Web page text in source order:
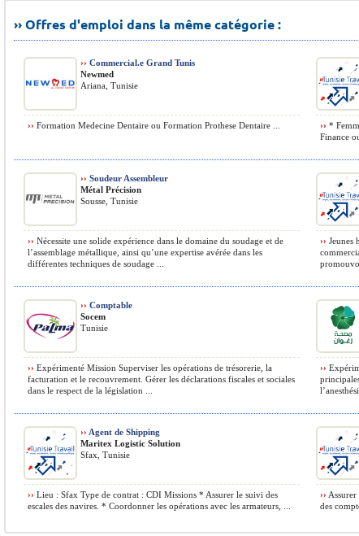
›› Offres d'emploi dans la même catégorie :
›› Commercial.e Grand Tunis
Newmed
Ariana, Tunisie
›› Formation Medecine Dentaire ou Formation Prothese Dentaire ... ›› *
Finance
›› Soudeur Assembleur
Métal Précision
Sousse, Tunisie
›› Nécessite une solide expérience dans le domaine du soudage et de
l’assemblage métallique, ainsi qu’une expertise avérée dans les
différentes techniques de soudage ...
›› Jeunes
›› Comptable
Socem
Tunisie
›› Expérimenté Mission Superviser les opérations de trésorerie, la
facturation et le recouvrement. Gérer les déclarations fiscales et sociales
dans le respect de la législation ...
››
›› Agent de Shipping
Maritex Logistic Solution
Sfax, Tunisie
›› Lieu : Sfax Type de contrat : CDI Missions * Assurer le suivi des
escales des navires. * Coordonner les opérations avec les armateurs, ...
››
des